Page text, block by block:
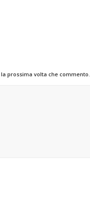
prossima volta che commento.